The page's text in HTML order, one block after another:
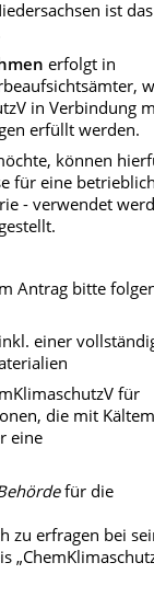
ist das
erfolgt in
in Verbindung
erfüllt werden.
können
für eine
- verwendet
Antrag bitte
einer
für
die mit
eine
für die
zu erfragen bei